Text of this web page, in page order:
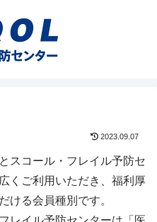
2023.09.07
スコール・フレイル予防セ
くご利用いただき、福利厚
ける会員種別です。